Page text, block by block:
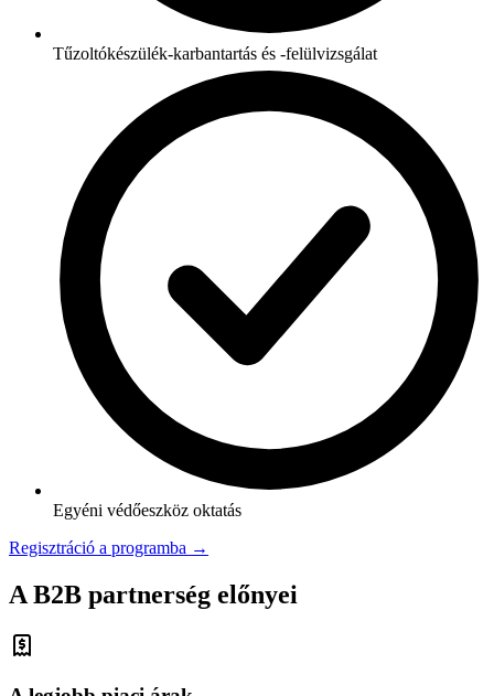
Tűzoltókészülék-karbantartás és -felülvizsgálat
Egyéni védőeszköz oktatás
Regisztráció a programba →
A B2B partnerség előnyei